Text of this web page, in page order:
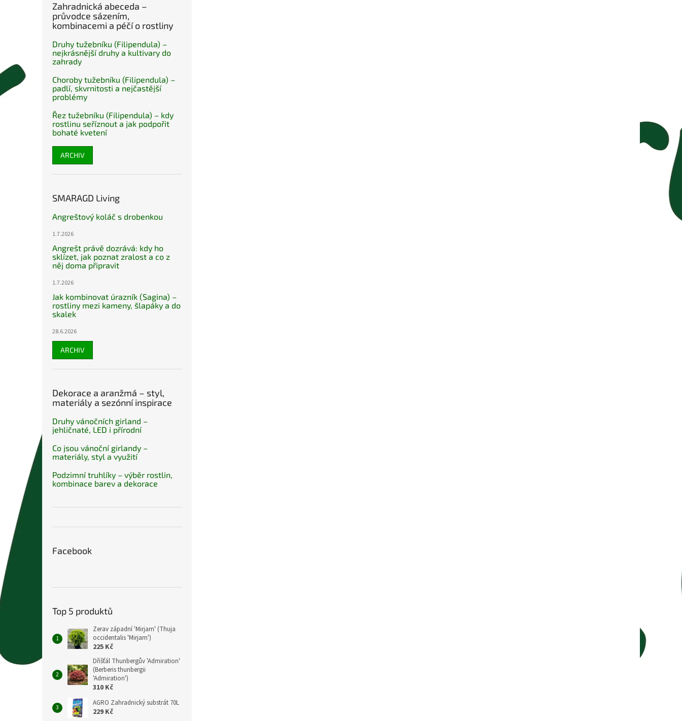
Zahradnická abeceda –
průvodce sázením,
kombinacemi a péčí o rostliny
Druhy tužebníku (Filipendula) –
nejkrásnější druhy a kultivary do
zahrady
Choroby tužebníku (Filipendula) –
padlí, skvrnitosti a nejčastější
problémy
Řez tužebníku (Filipendula) – kdy
rostlinu seříznout a jak podpořit
bohaté kvetení
ARCHIV
SMARAGD Living
Angreštový koláč s drobenkou
1.7.2026
Angrešt právě dozrává: kdy ho
sklízet, jak poznat zralost a co z
něj doma připravit
1.7.2026
Jak kombinovat úrazník (Sagina) –
rostliny mezi kameny, šlapáky a do
skalek
28.6.2026
ARCHIV
Dekorace a aranžmá – styl,
materiály a sezónní inspirace
Druhy vánočních girland –
jehličnaté, LED i přírodní
Co jsou vánoční girlandy –
materiály, styl a využití
Podzimní truhlíky – výběr rostlin,
kombinace barev a dekorace
Facebook
Top 5 produktů
Zerav západní 'Mirjam' (Thuja
occidentalis 'Mirjam')
225 Kč
Dřišťál Thunbergův 'Admiration'
(Berberis thunbergii
'Admiration')
310 Kč
AGRO Zahradnický substrát 70L
229 Kč